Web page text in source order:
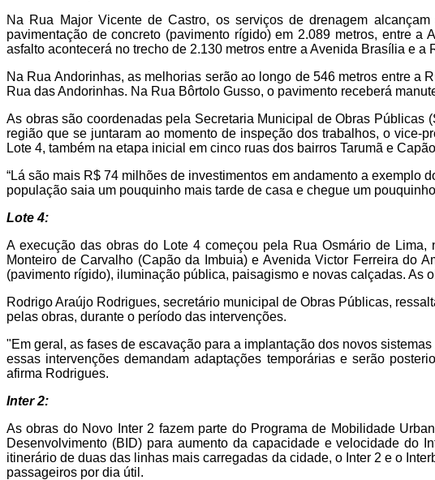
Na Rua Major Vicente de Castro, os serviços de drenagem
pavimentação de concreto (pavimento rígido) em 2.089 metros, entre
asfalto acontecerá no trecho de 2.130 metros entre a Avenida Brasília e a
Na Rua Andorinhas, as melhorias serão ao longo de 546 metros entre
Rua das Andorinhas. Na Rua Bôrtolo Gusso, o pavimento receberá
As obras são coordenadas pela Secretaria Municipal de Obras Públicas
região que se juntaram ao momento de inspeção dos trabalhos, o vice-
Lote 4, também na etapa inicial em cinco ruas dos bairros Tarumã e
“Lá são mais R$ 74 milhões de investimentos em andamento a exemplo
população saia um pouquinho mais tarde de casa e chegue um
Lote 4:
A execução das obras do Lote 4 começou pela Rua Osmário de
Monteiro de Carvalho (Capão da Imbuia) e Avenida Victor Ferreira do
(pavimento rígido), iluminação pública, paisagismo e novas calçadas. As
Rodrigo Araújo Rodrigues, secretário municipal de Obras Públicas,
pelas obras, durante o período das intervenções.
"Em geral, as fases de escavação para a implantação dos novos
essas intervenções demandam adaptações temporárias e serão
afirma Rodrigues.
Inter 2:
As obras do Novo Inter 2 fazem parte do Programa de Mobilidade
Desenvolvimento (BID) para aumento da capacidade e velocidade do
itinerário de duas das linhas mais carregadas da cidade, o Inter 2 e o
passageiros por dia útil.